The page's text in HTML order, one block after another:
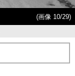
(画像 10/29)